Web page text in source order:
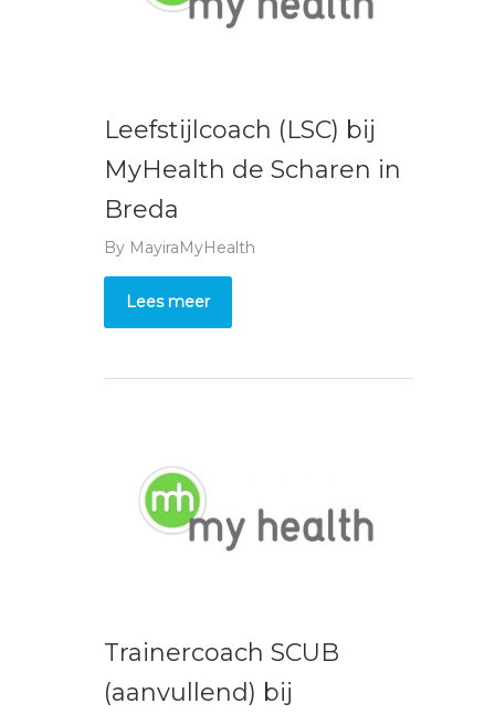
Leefstijlcoach (LSC) bij
MyHealth de Scharen in
Breda
By MayiraMyHealth
Lees meer
Trainercoach SCUB
(aanvullend) bij